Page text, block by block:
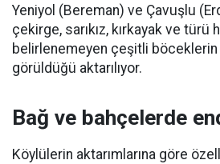
Yeniyol (Bereman) ve Çavuşlu
çekirge, sarıkız, kırkayak ve türü
belirlenemeyen çeşitli
görüldüğü aktarılıyor.
Bağ ve bahçelerde
Köylülerin aktarımlarına göre